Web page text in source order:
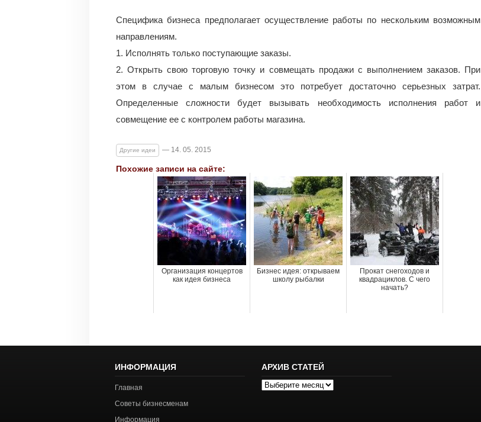
Специфика бизнеса предполагает осуществление работы по нескольким возможным
направлениям.
1. Исполнять только поступающие заказы.
2. Открыть свою торговую точку и совмещать продажи с выполнением заказов. При
этом в случае с малым бизнесом это потребует достаточно серьезных затрат.
Определенные сложности будет вызывать необходимость исполнения работ и
совмещение ее с контролем работы магазина.
Другие идеи — 14. 05. 2015
Похожие записи на сайте:
Организация концертов
как идея бизнеса
Бизнес идея: открываем
школу рыбалки
Прокат снегоходов и
квадрациклов. С чего
начать?
ИНФОРМАЦИЯ
Главная
Советы бизнесменам
Информация
АРХИВ СТАТЕЙ
Архив